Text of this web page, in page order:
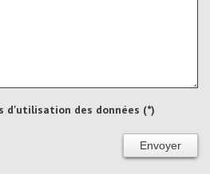
d'utilisation des données (*)
Envoyer